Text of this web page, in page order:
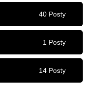
40 Posty
1 Posty
14 Posty